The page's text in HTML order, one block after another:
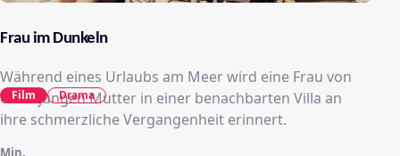
Frau im Dunkeln
Während eines Urlaubs am Meer wird eine Frau von
einer jungen Mutter in einer benachbarten Villa an
ihre schmerzliche Vergangenheit erinnert.
Min.
Film Drama